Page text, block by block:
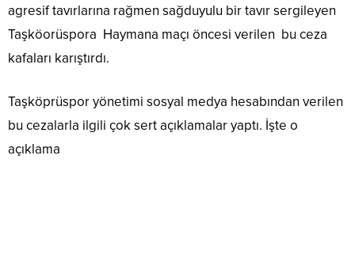
agresif tavırlarına rağmen sağduyulu bir tavır sergileyen
Taşköorüspora Haymana maçı öncesi verilen bu ceza
kafaları karıştırdı.
Taşköprüspor yönetimi sosyal medya hesabından verilen
bu cezalarla ilgili çok sert açıklamalar yaptı. İşte o
açıklama